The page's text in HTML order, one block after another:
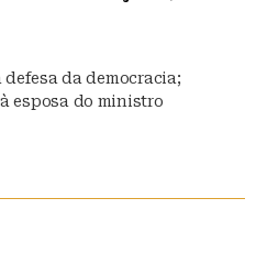
da democracia;
esposa do ministro